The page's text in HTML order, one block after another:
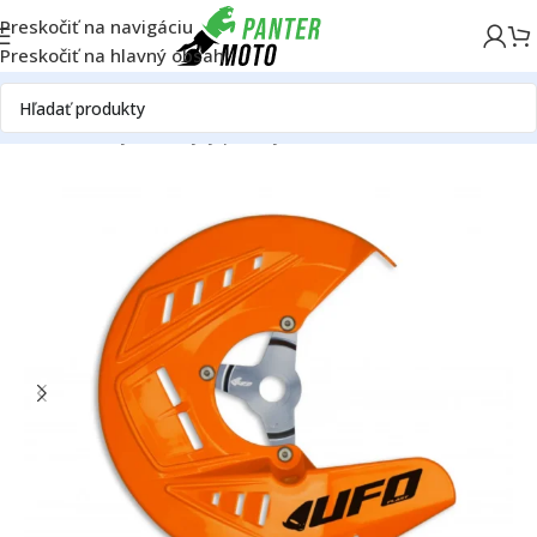
Preskočiť na navigáciu
Preskočiť na hlavný obsah
DomovPlasty KTMKryty predných kotúčov KTM